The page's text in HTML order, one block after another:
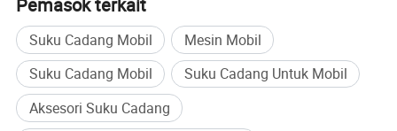
Suku Cadang Mobil
Mesin Mobil
Suku Cadang Mobil
Suku Cadang Untuk Mobil
Aksesori Suku Cadang